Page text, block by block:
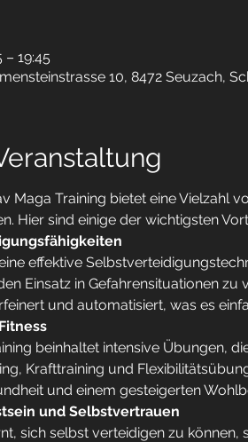
– 19:45
10, 8472 Seuzach,
Maga Training bietet eine Vielzahl
Hier sind einige der wichtigsten
effektive
Einsatz in Gefahrensituationen
und automatisiert, was es
beinhaltet intensive Übungen,
Krafttraining und
und einem gesteigerten
und Selbstvertrauen
sich selbst verteidigen zu